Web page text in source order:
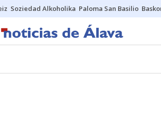
Soziedad Alkoholika Paloma San Basilio